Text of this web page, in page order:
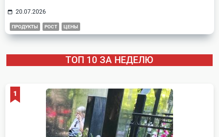
20.07.2026
ПРОДУКТЫ РОСТ ЦЕНЫ
ТОП 10 ЗА НЕДЕЛЮ